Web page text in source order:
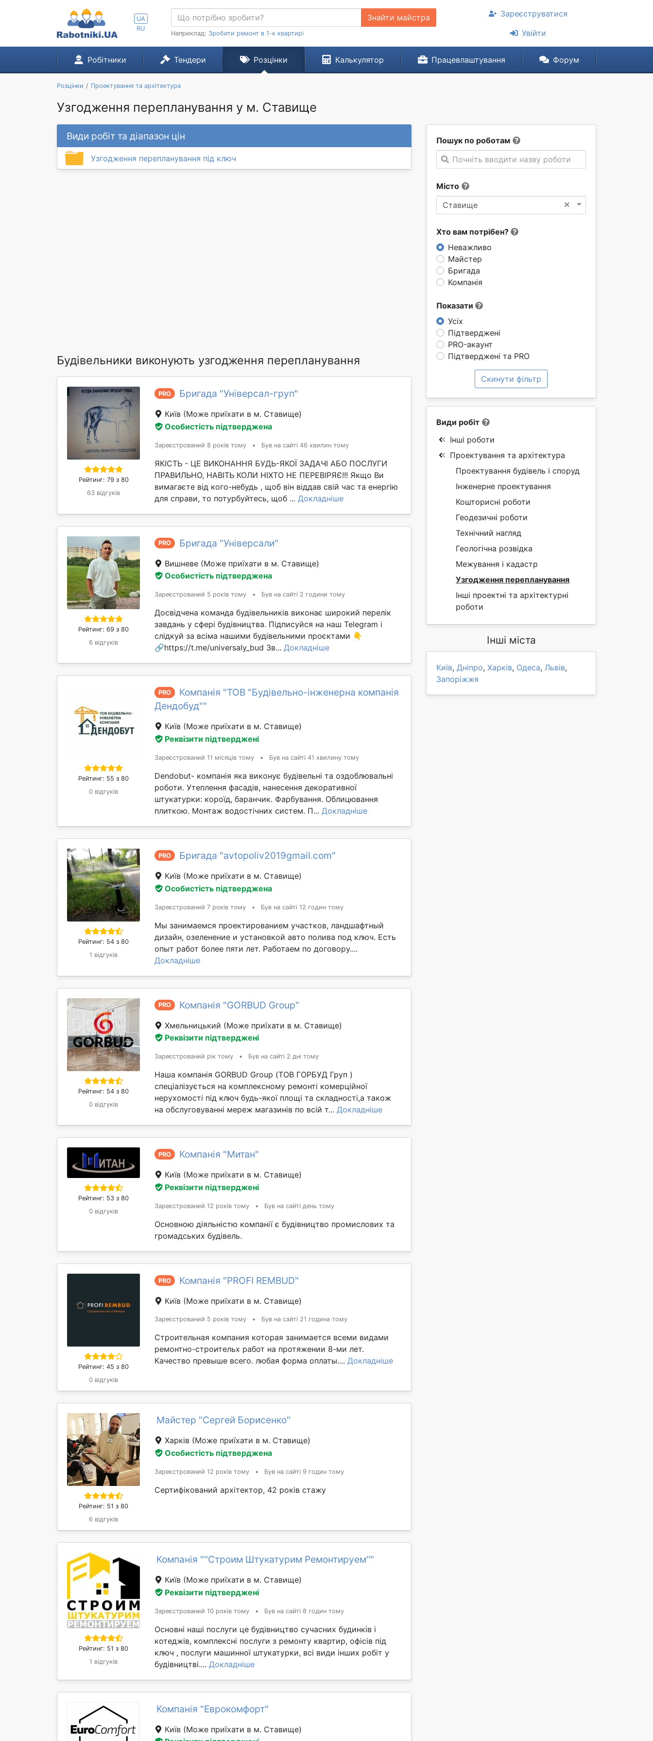
UA
RU
Знайти майстра
Наприклад: Зробити ремонт в 1-к квартирі
Зареєструватися
Увійти
Робітники Тендери Розцінки Калькулятор Працевлаштування Форум
Розцінки Проектування та архітектура
Узгодження перепланування у м. Ставище
Пошук по роботам
Почніть вводити назву роботи
Місто
×
Ставище
Хто вам потрібен?
Неважливо
Майстер
Бригада
Компанія
Показати
Усіх
Підтверджені
PRO-акаунт
Підтверджені та PRO
Скинути фільтр
Види робіт та діапазон цін
Узгодження перепланування під ключ
Будівельники виконують узгодження перепланування
Рейтинг: 79 з 80
63 відгуків
PRO Бригада "Універсал-груп"
Київ (Може приїхати в м. Ставище)
Особистість підтверджена
Зареєстрований 8 років тому • Був на сайті 46 хвилин тому
ЯКІСТЬ - ЦЕ ВИКОНАННЯ БУДЬ-ЯКОЇ ЗАДАЧІ АБО ПОСЛУГИ
ПРАВИЛЬНО, НАВІТЬ КОЛИ НІХТО НЕ ПЕРЕВІРЯЄ!!! Якщо Ви
вимагаєте від кого-небудь , щоб він віддав свій час та енергію
для справи, то потурбуйтесь, щоб ... Докладніше
Рейтинг: 69 з 80
6 відгуків
PRO Бригада "Універсали"
Вишневе (Може приїхати в м. Ставище)
Особистість підтверджена
Зареєстрований 5 років тому • Був на сайті 2 години тому
Досвідчена команда будівельників виконає широкий перелік
завдань у сфері будівництва. Підписуйся на наш Telegram і
слідкуй за всіма нашими будівельними проєктами 👇
🔗https://t.me/universaly_bud Зв... Докладніше
Рейтинг: 55 з 80
0 відгуків
PRO
Компанія "ТОВ "Будівельно-інженерна компанія
Дендобуд""
Київ (Може приїхати в м. Ставище)
Реквізити підтверджені
Зареєстрований 11 місяців тому • Був на сайті 41 хвилину тому
Dendobut- компанія яка виконує будівельні та оздоблювальні
роботи. Утеплення фасадів, нанесення декоративної
штукатурки: короїд, баранчик. Фарбування. Облицювання
плиткою. Монтаж водостічних систем. П... Докладніше
Рейтинг: 54 з 80
1 відгуків
PRO Бригада "avtopoliv2019gmail.com"
Київ (Може приїхати в м. Ставище)
Особистість підтверджена
Зареєстрований 7 років тому • Був на сайті 12 годин тому
Мы занимаемся проектированием участков, ландшафтный
дизайн, озеленение и установкой авто полива под ключ. Есть
опыт работ более пяти лет. Работаем по договору....
Докладніше
Рейтинг: 54 з 80
0 відгуків
PRO Компанія "GORBUD Group"
Хмельницький (Може приїхати в м. Ставище)
Реквізити підтверджені
Зареєстрований рік тому • Був на сайті 2 дні тому
Наша компанія GORBUD Group (ТОВ ГОРБУД Груп )
спеціалізується на комплексному ремонті комерційної
нерухомості під ключ будь-якої площі та складності,а також
на обслуговуванні мереж магазинів по всій т... Докладніше
Рейтинг: 53 з 80
0 відгуків
PRO Компанія "Митан"
Київ (Може приїхати в м. Ставище)
Реквізити підтверджені
Зареєстрований 12 років тому • Був на сайті день тому
Основною діяльністю компанії є будівництво промислових та
громадських будівель.
Рейтинг: 45 з 80
0 відгуків
PRO Компанія "PROFI REMBUD"
Київ (Може приїхати в м. Ставище)
Зареєстрований 5 років тому • Був на сайті 21 година тому
Строительная компания которая занимается всеми видами
ремонтно-строительх работ на протяжении 8-ми лет.
Качество превыше всего. любая форма оплаты.... Докладніше
Рейтинг: 51 з 80
6 відгуків
Майстер "Сергей Борисенко"
Харків (Може приїхати в м. Ставище)
Особистість підтверджена
Зареєстрований 12 років тому • Був на сайті 9 годин тому
Сертифікований архітектор, 42 років стажу
Рейтинг: 51 з 80
1 відгуків
Компанія "''Строим Штукатурим Ремонтируем''"
Київ (Може приїхати в м. Ставище)
Реквізити підтверджені
Зареєстрований 10 років тому • Був на сайті 8 годин тому
Основні наші послуги це будівництво сучасних будинків і
котеджів, комплексні послуги з ремонту квартир, офісів під
ключ , послуги машинної штукатурки, всі види інших робіт у
будівництві.... Докладніше
Компанія "Еврокомфорт"
Київ (Може приїхати в м. Ставище)
Види робіт
Інші роботи
Проектування та архітектура
Проектування будівель і споруд
Інженерне проектування
Кошторисні роботи
Геодезичні роботи
Технічний нагляд
Геологічна розвідка
Межування і кадастр
Узгодження перепланування
Інші проектні та архітектурні
роботи
Інші міста
Київ, Дніпро, Харків, Одеса, Львів,
Запоріжжя